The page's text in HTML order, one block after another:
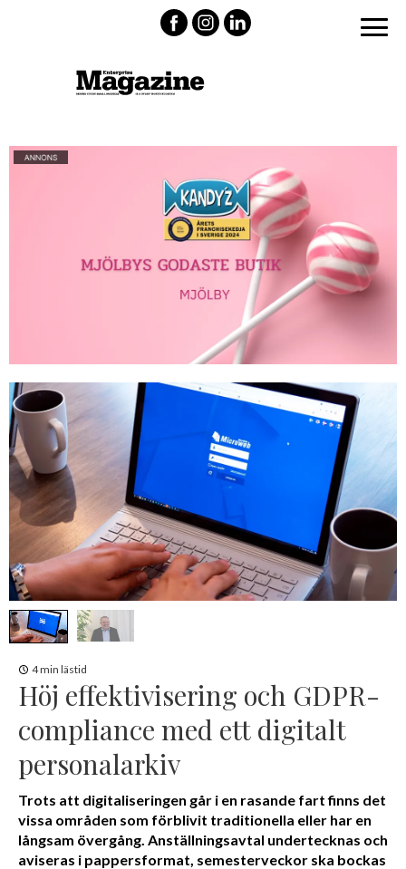
4 min lästid
Höj effektivisering och GDPR-
compliance med ett digitalt
personalarkiv
Trots att digitaliseringen går i en rasande fart finns det
vissa områden som förblivit traditionella eller har en
långsam övergång. Anställningsavtal undertecknas och
aviseras i pappersformat, semesterveckor ska bockas